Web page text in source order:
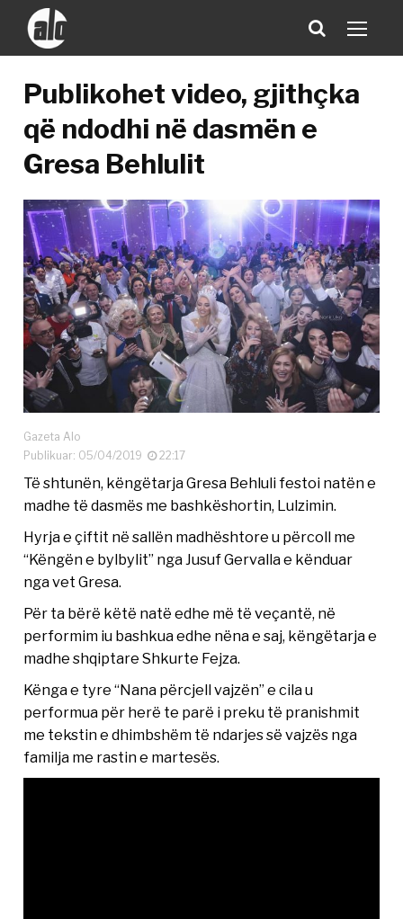
Publikohet video, gjithçka
që ndodhi në dasmën e
Gresa Behlulit
Gazeta Alo
Publikuar: 05/04/2019
22:17
Të shtunën, këngëtarja Gresa Behluli festoi natën e
madhe të dasmës me bashkëshortin, Lulzimin.
Hyrja e çiftit në sallën madhështore u përcoll me
“Këngën e bylbylit” nga Jusuf Gervalla e kënduar
nga vet Gresa.
Për ta bërë këtë natë edhe më të veçantë, në
performim iu bashkua edhe nëna e saj, këngëtarja e
madhe shqiptare Shkurte Fejza.
Kënga e tyre “Nana përcjell vajzën” e cila u
performua për herë te parë i preku të pranishmit
me tekstin e dhimbshëm të ndarjes së vajzës nga
familja me rastin e martesës.